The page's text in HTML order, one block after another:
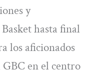
y
hasta final
los aficionados
en el centro